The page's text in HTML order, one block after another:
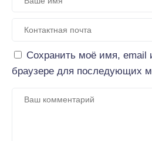
Сохранить моё имя, email
браузере для последующих